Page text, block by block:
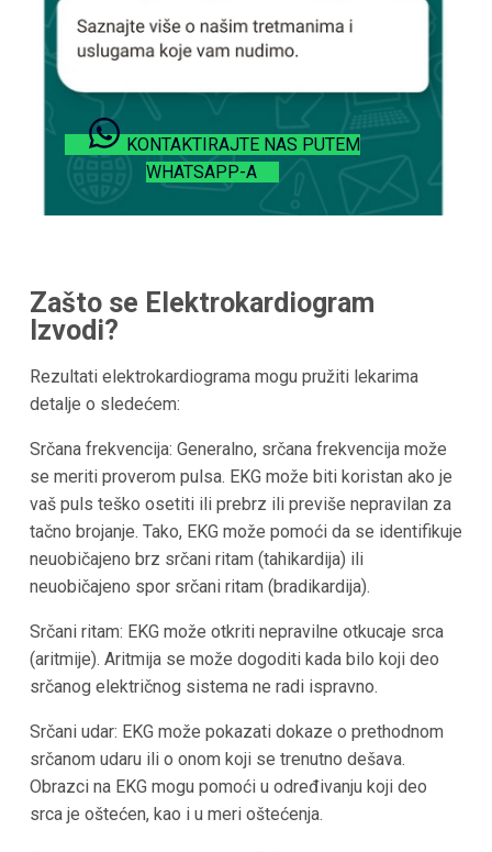
KONTAKTIRAJTE NAS PUTEM
WHATSAPP-A
Zašto se Elektrokardiogram
Izvodi?
Rezultati elektrokardiograma mogu pružiti lekarima
detalje o sledećem:
Srčana frekvencija: Generalno, srčana frekvencija može
se meriti proverom pulsa. EKG može biti koristan ako je
vaš puls teško osetiti ili prebrz ili previše nepravilan za
tačno brojanje. Tako, EKG može pomoći da se identifikuje
neuobičajeno brz srčani ritam (tahikardija) ili
neuobičajeno spor srčani ritam (bradikardija).
Srčani ritam: EKG može otkriti nepravilne otkucaje srca
(aritmije). Aritmija se može dogoditi kada bilo koji deo
srčanog električnog sistema ne radi ispravno.
Srčani udar: EKG može pokazati dokaze o prethodnom
srčanom udaru ili o onom koji se trenutno dešava.
Obrazci na EKG mogu pomoći u određivanju koji deo
srca je oštećen, kao i u meri oštećenja.